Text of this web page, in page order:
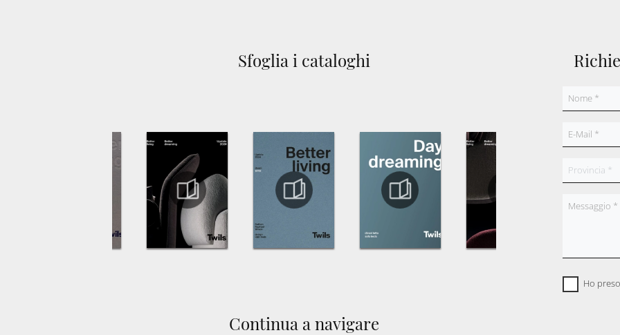
Sfoglia i cataloghi
Continua a navigare
Ho